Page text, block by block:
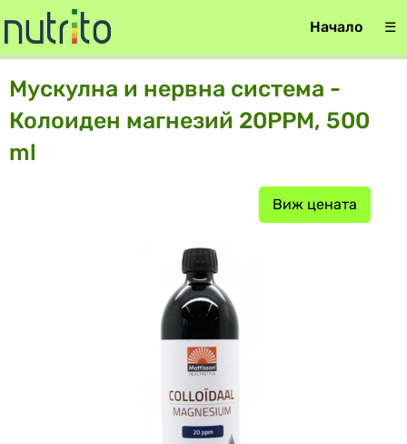
Начало ☰
Мускулна и нервна система -
Колоиден магнезий 20PPM, 500
ml
Виж цената